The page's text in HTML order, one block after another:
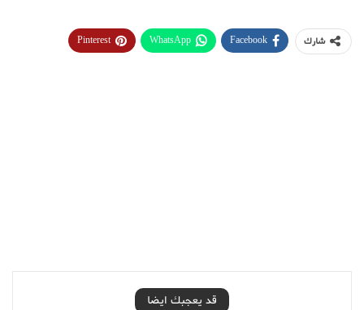
شارك Facebook
WhatsApp
Pinterest
قد يعجبك ايضا